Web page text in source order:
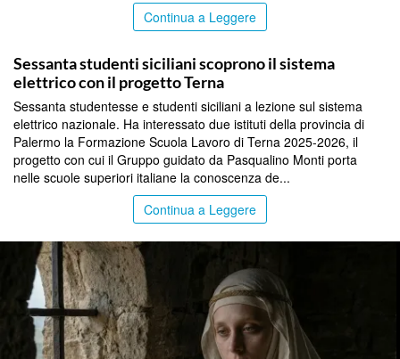
Continua a Leggere
Sessanta studenti siciliani scoprono il sistema
elettrico con il progetto Terna
Sessanta studentesse e studenti siciliani a lezione sul sistema
elettrico nazionale. Ha interessato due istituti della provincia di
Palermo la Formazione Scuola Lavoro di Terna 2025-2026, il
progetto con cui il Gruppo guidato da Pasqualino Monti porta
nelle scuole superiori italiane la conoscenza de...
Continua a Leggere